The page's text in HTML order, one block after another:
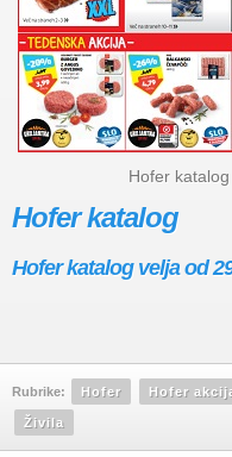
Hofer katalog
Hofer katalog
Hofer katalog velja od
Rubrike: Hofer Hofer
Živila